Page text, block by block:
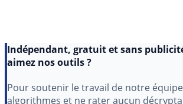
aimez nos outils ?